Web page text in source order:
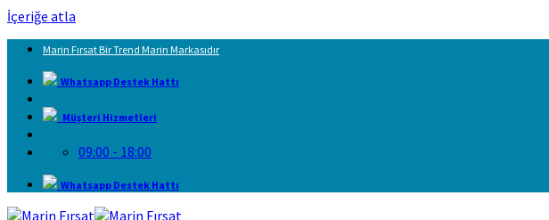
İçeriğe atla
Marin Fırsat Bir Trend Marin Markasıdır
Whatsapp Destek Hattı
Müşteri Hizmetleri
09:00 - 18:00
Whatsapp Destek Hattı